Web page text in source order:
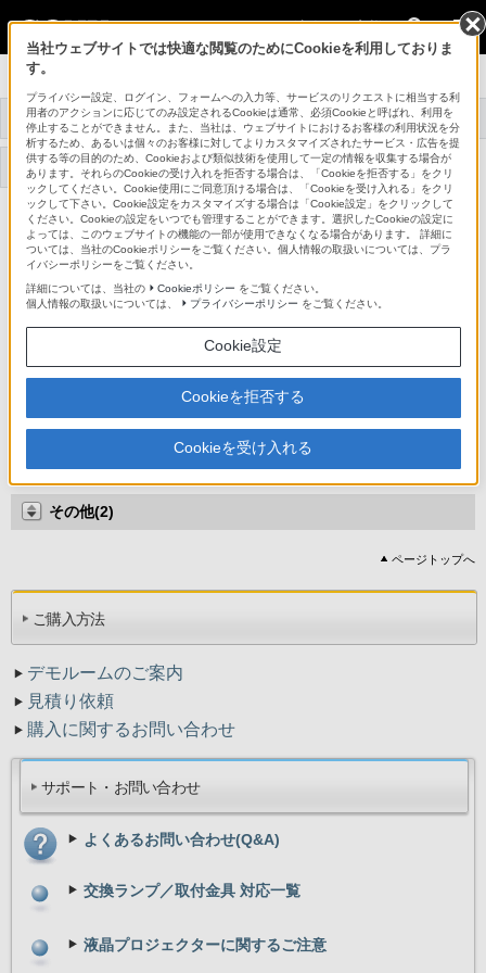
法人のお客様
データプロジェクター
トップ 商品一覧 関連商品 事例紹介
サポート・お問い合わせ
VPL-EW295
データプロジェクター
対応商品・アクセサリー
その他(2)
ページトップへ
ご購入方法
デモルームのご案内
見積り依頼
購入に関するお問い合わせ
サポート・お問い合わせ
よくあるお問い合わせ(Q&A)
交換ランプ／取付金具 対応一覧
液晶プロジェクターに関するご注意
当社ウェブサイトでは快適な閲覧のためにCookieを利用しておりま
す。
プライバシー設定、ログイン、フォームへの入力等、サービスのリクエストに相当する利
用者のアクションに応じてのみ設定されるCookieは通常、必須Cookieと呼ばれ、利用を
停止することができません。また、当社は、ウェブサイトにおけるお客様の利用状況を分
析するため、あるいは個々のお客様に対してよりカスタマイズされたサービス・広告を提
供する等の目的のため、Cookieおよび類似技術を使用して一定の情報を収集する場合が
あります。それらのCookieの受け入れを拒否する場合は、「Cookieを拒否する」をクリ
ックしてください。Cookie使用にご同意頂ける場合は、「Cookieを受け入れる」をクリ
ックして下さい。Cookie設定をカスタマイズする場合は「Cookie設定」をクリックして
ください。Cookieの設定をいつでも管理することができます。選択したCookieの設定に
よっては、このウェブサイトの機能の一部が使用できなくなる場合があります。 詳細に
ついては、当社のCookieポリシーをご覧ください。個人情報の取扱いについては、プラ
イバシーポリシーをご覧ください。
詳細については、当社の
Cookieポリシー をご覧ください。
個人情報の取扱いについては、
プライバシーポリシー をご覧ください。
Cookie設定
Cookieを拒否する
Cookieを受け入れる